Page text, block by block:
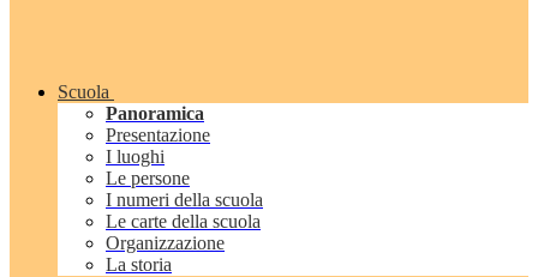
Scuola
Panoramica
Presentazione
I luoghi
Le persone
I numeri della scuola
Le carte della scuola
Organizzazione
La storia